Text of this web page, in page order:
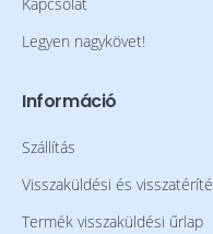
Kapcsolat
Legyen nagykövet!
Információ
Szállítás
Visszaküldési és
Termék visszaküldési űrlap